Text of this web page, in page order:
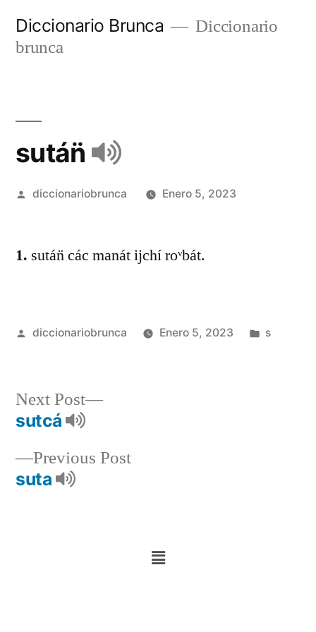
Diccionario Brunca
Diccionario
brunca
sután̈
diccionariobrunca Enero 5, 2023
1. sután̈ các manát ijchí roᵛbát.
diccionariobrunca Enero 5, 2023 s
Previous Post
suta
Next Post
sutcá